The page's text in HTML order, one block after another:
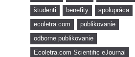
študenti
benefity
spolupráca
ecoletra.com
publikovanie
odborne publikovanie
Ecoletra.com Scientific eJournal